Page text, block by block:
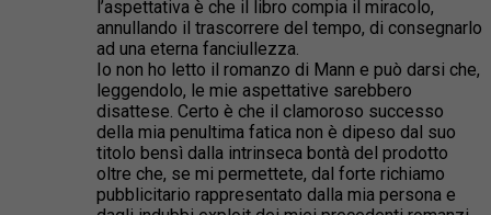
l’aspettativa è che il libro compia il miracolo,
annullando il trascorrere del tempo, di consegnarlo
ad una eterna fanciullezza.
Io non ho letto il romanzo di Mann e può darsi che,
leggendolo, le mie aspettative sarebbero
disattese. Certo è che il clamoroso successo
della mia penultima fatica non è dipeso dal suo
titolo bensì dalla intrinseca bontà del prodotto
oltre che, se mi permettete, dal forte richiamo
pubblicitario rappresentato dalla mia persona e